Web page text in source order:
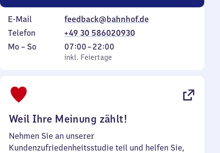
E-Mail
feedback@bahnhof.de
Telefon
+49 30 586020930
Montag
Mo – So,
inkl. Feiertage
07:00–22:00
Von
7
inkl. Feiertage
Weil Ihre Meinung zählt!
Nehmen Sie an unserer
Kundenzufriedenheitsstudie teil und helfen Sie,